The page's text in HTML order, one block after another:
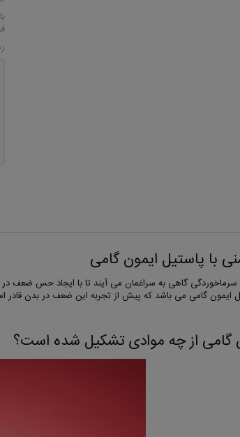
با پاستیل ایمون گامی
یا سرماخوردگی گاهی به سراغمان می آیند تا با ایجاد
گامی از چه موادی تشکیل شده است؟